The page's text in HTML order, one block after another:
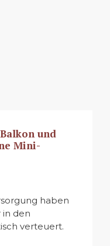
und
Mini-
haben
in den
verteuert.